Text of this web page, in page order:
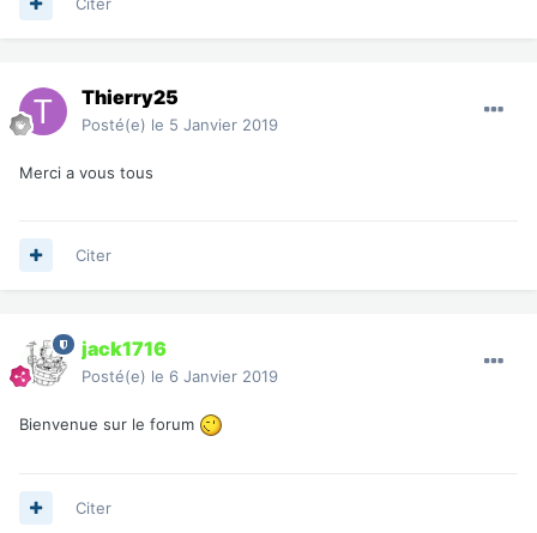
Thierry25
Posté(e) le 5 Janvier 2019
Merci a vous tous
Citer
jack1716
Posté(e) le 6 Janvier 2019
Bienvenue sur le forum
Citer